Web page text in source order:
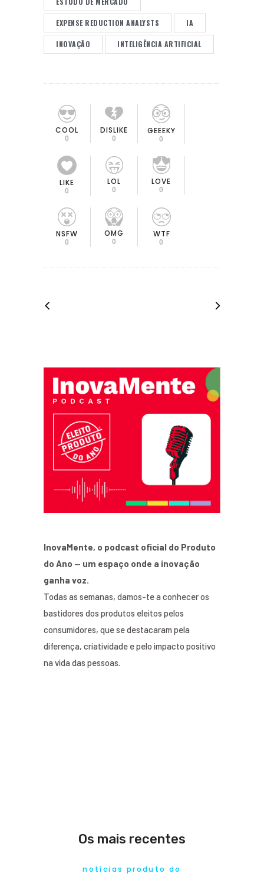
EXPENSE REDUCTION ANALYSTS IA
INOVAÇÃO INTELIGÊNCIA ARTIFICIAL
COOL
0
DISLIKE
0
GEEEKY
0
LIKE
0
LOL
0
LOVE
0
NSFW
0
OMG
0
WTF
0
InovaMente, o podcast oficial do Produto
do Ano — um espaço onde a inovação
ganha voz.
Todas as semanas, damos-te a conhecer os
bastidores dos produtos eleitos pelos
consumidores, que se destacaram pela
diferença, criatividade e pelo impacto positivo
na vida das pessoas.
Os mais recentes
notícias produto do